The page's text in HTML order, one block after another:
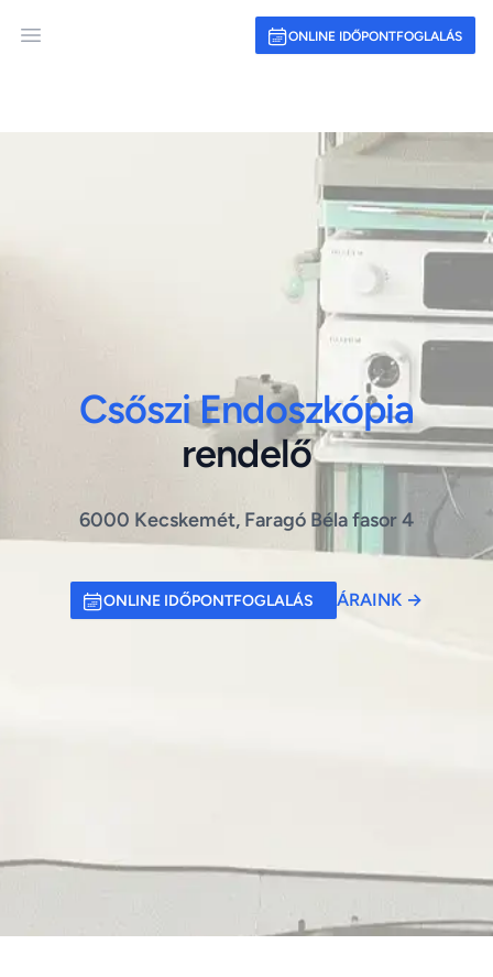
Open main menu ONLINE IDŐPONTFOGLALÁS
Csőszi Endoszkópia
rendelő
6000 Kecskemét, Faragó Béla fasor 4
ONLINE IDŐPONTFOGLALÁS ÁRAINK →